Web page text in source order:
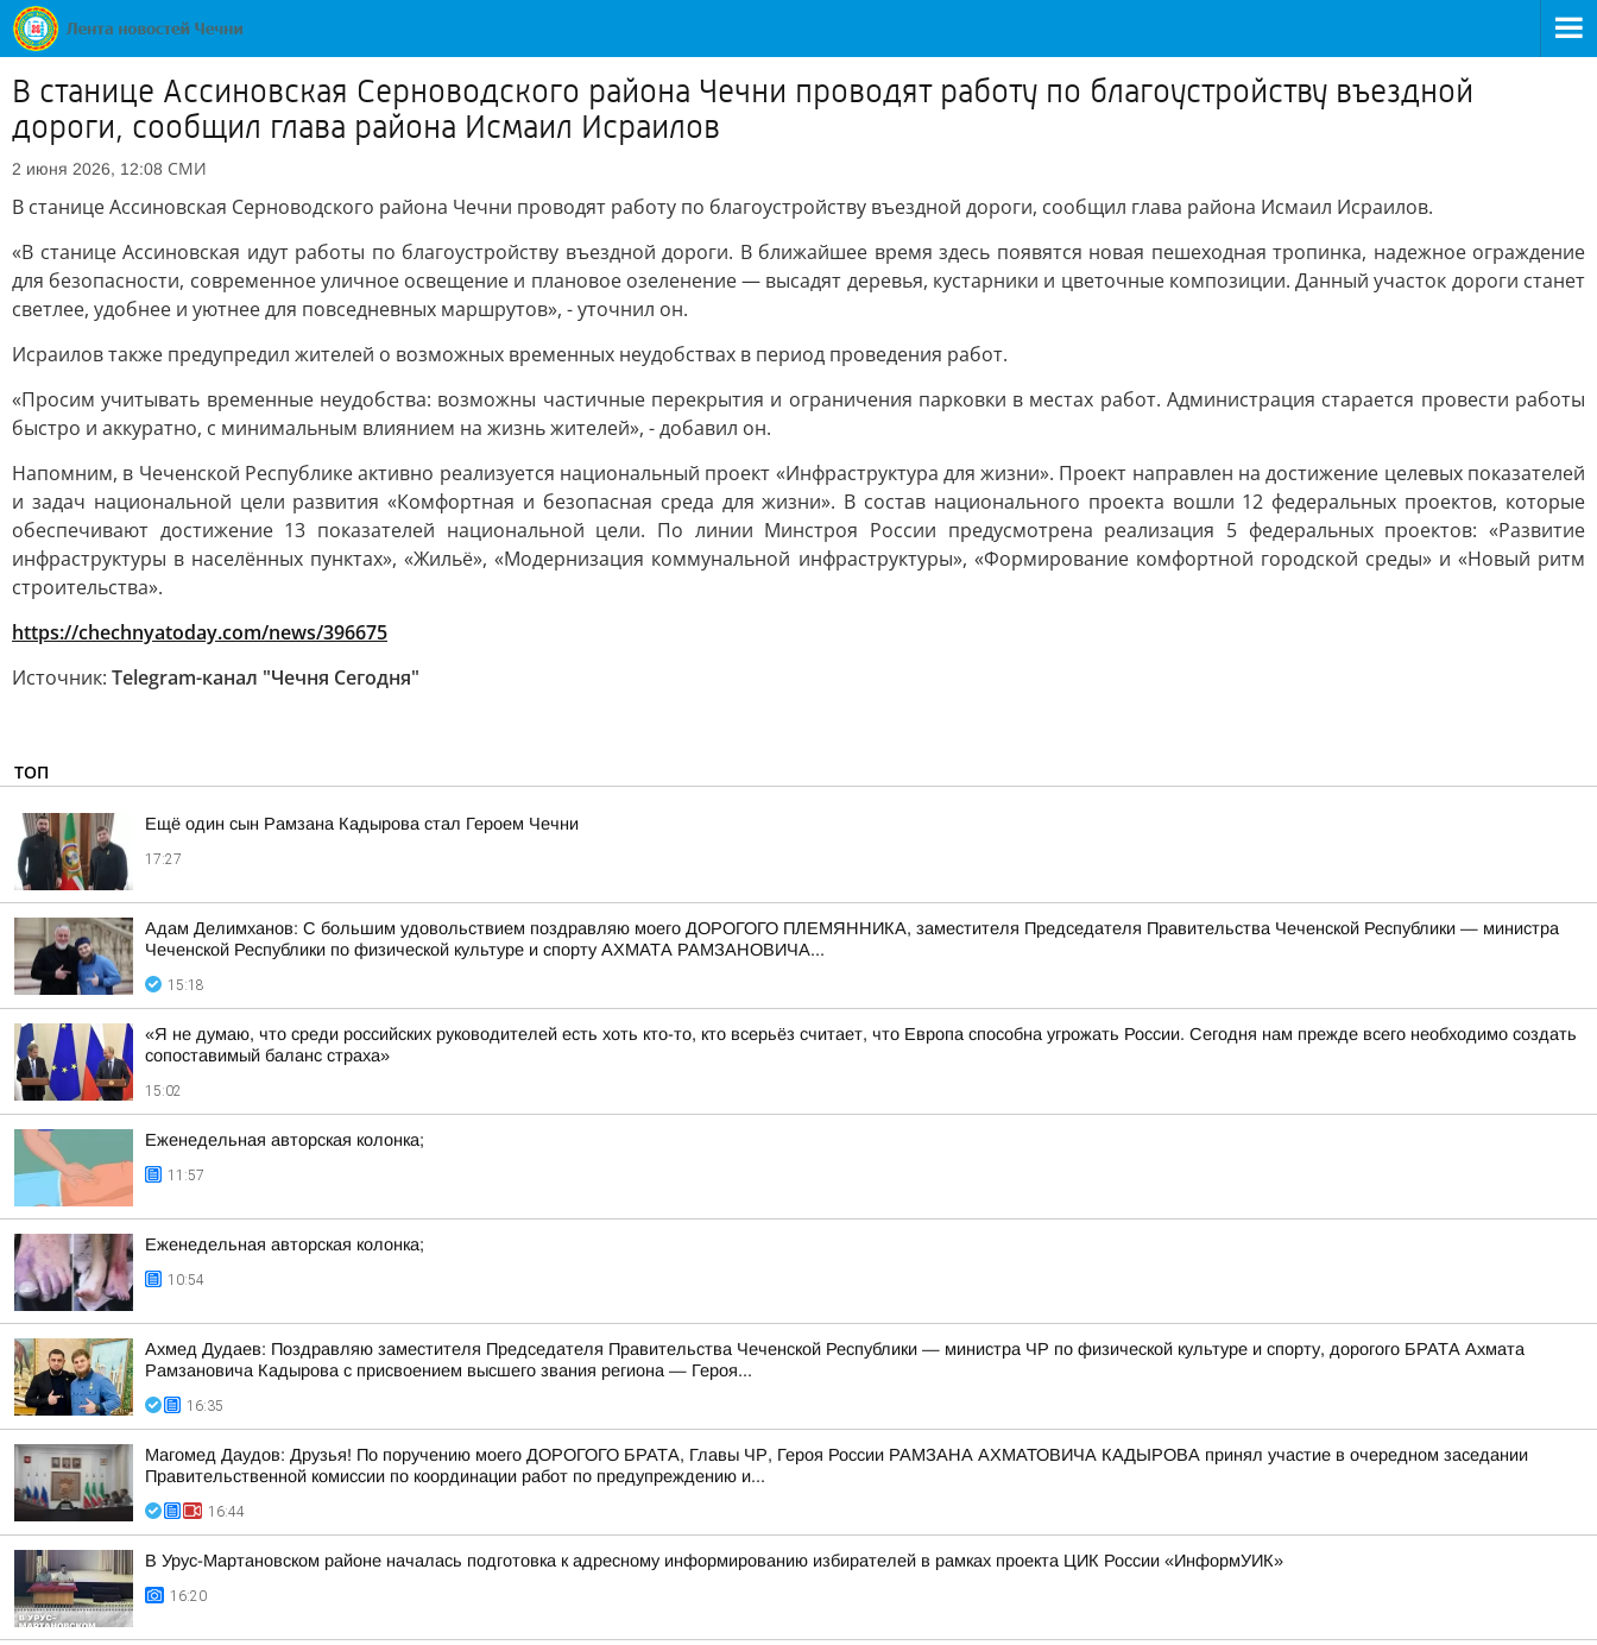
В станице Ассиновская Серноводского района Чечни проводят работу по благоустройству въездной
дороги, сообщил глава района Исмаил Исраилов
2 июня 2026, 12:08 СМИ
В станице Ассиновская Серноводского района Чечни проводят работу по благоустройству въездной дороги, сообщил глава района Исмаил Исраилов.
«В станице Ассиновская идут работы по благоустройству въездной дороги. В ближайшее время здесь появятся новая пешеходная тропинка, надежное ограждение
для безопасности, современное уличное освещение и плановое озеленение — высадят деревья, кустарники и цветочные композиции. Данный участок дороги станет
светлее, удобнее и уютнее для повседневных маршрутов», - уточнил он.
Исраилов также предупредил жителей о возможных временных неудобствах в период проведения работ.
«Просим учитывать временные неудобства: возможны частичные перекрытия и ограничения парковки в местах работ. Администрация старается провести работы
быстро и аккуратно, с минимальным влиянием на жизнь жителей», - добавил он.
Напомним, в Чеченской Республике активно реализуется национальный проект «Инфраструктура для жизни». Проект направлен на достижение целевых показателей
и задач национальной цели развития «Комфортная и безопасная среда для жизни». В состав национального проекта вошли 12 федеральных проектов, которые
обеспечивают достижение 13 показателей национальной цели. По линии Минстроя России предусмотрена реализация 5 федеральных проектов: «Развитие
инфраструктуры в населённых пунктах», «Жильё», «Модернизация коммунальной инфраструктуры», «Формирование комфортной городской среды» и «Новый ритм
строительства».
https://chechnyatoday.com/news/396675
Источник: Telegram-канал "Чечня Сегодня"
ТОП
Ещё один сын Рамзана Кадырова стал Героем Чечни
17:27
Адам Делимханов: С большим удовольствием поздравляю моего ДОРОГОГО ПЛЕМЯННИКА, заместителя Председателя Правительства Чеченской Республики — министра
Чеченской Республики по физической культуре и спорту АХМАТА РАМЗАНОВИЧА...
15:18
«Я не думаю, что среди российских руководителей есть хоть кто-то, кто всерьёз считает, что Европа способна угрожать России. Сегодня нам прежде всего необходимо создать
сопоставимый баланс страха»
15:02
Еженедельная авторская колонка;
11:57
Еженедельная авторская колонка;
10:54
Ахмед Дудаев: Поздравляю заместителя Председателя Правительства Чеченской Республики — министра ЧР по физической культуре и спорту, дорогого БРАТА Ахмата
Рамзановича Кадырова с присвоением высшего звания региона — Героя...
16:35
Магомед Даудов: Друзья! По поручению моего ДОРОГОГО БРАТА, Главы ЧР, Героя России РАМЗАНА АХМАТОВИЧА КАДЫРОВА принял участие в очередном заседании
Правительственной комиссии по координации работ по предупреждению и...
16:44
В Урус-Мартановском районе началась подготовка к адресному информированию избирателей в рамках проекта ЦИК России «ИнформУИК»
16:20